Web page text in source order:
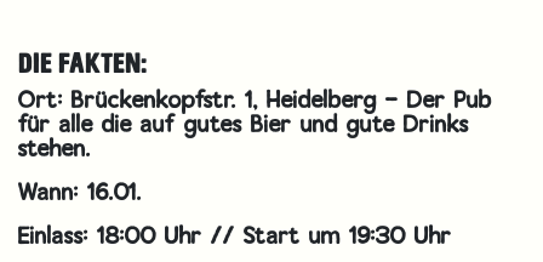
DIE FAKTEN:
Ort: Brückenkopfstr. 1, Heidelberg – Der Pub
für alle die auf gutes Bier und gute Drinks
stehen.
Wann: 16.01.
Einlass: 18:00 Uhr // Start um 19:30 Uhr